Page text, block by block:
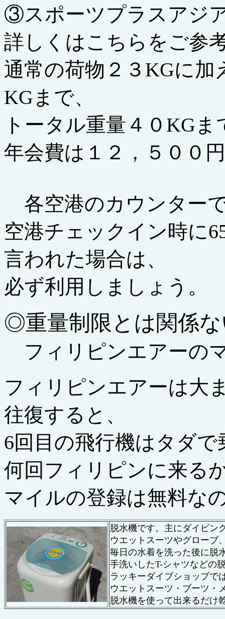
③スポーツプラスアジ
詳しくはこちらをご参
通常の荷物２３KGに
KGまで、
トータル重量４０KG
年会費は１２，５００
各空港のカウンター
空港チェックイン時に
言われた場合は、
必ず利用しましょう。
◎重量制限とは関係
フィリピンエアーの
フィリピンエアーは大
往復すると、
6回目の飛行機はタダ
何回フィリピンに来る
マイルの登録は無料な
脱水機です。主にダイビン
ウエットスーツやグローブ
毎日の水着を洗った後に脱
手洗いしたT-シャツなどの
ラッキーダイブショップで
ウエットスーツ・ブーツ・
脱水機を使って出来るだけ